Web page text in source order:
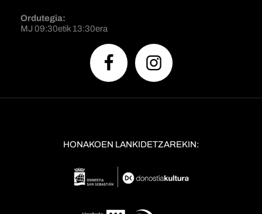
Ordutegia:
MJ 09:30etik 13:30era
HONAKOEN LANKIDETZAREKIN: